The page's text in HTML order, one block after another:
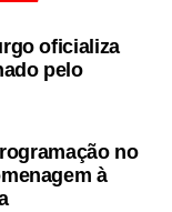
oficializa
pelo
no
à